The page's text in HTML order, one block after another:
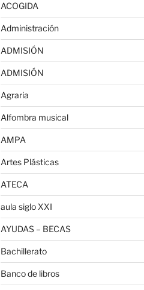
ACOGIDA
Administración
ADMISIÓN
ADMISIÓN
Agraria
Alfombra musical
AMPA
Artes Plásticas
ATECA
aula siglo XXI
AYUDAS – BECAS
Bachillerato
Banco de libros